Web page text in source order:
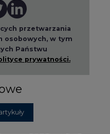
przetwarzania
osobowych, w tym
Państwu
prywatności.